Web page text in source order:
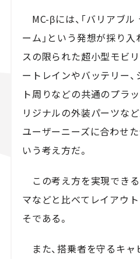
MC-βには、「バリアブ
ーム」という発想が採り入
スの限られた超小型モビ
ートレインやバッテリー、
ト周りなどの共通のプラ
リジナルの外装パーツな
ユーザーニーズに合わせ
いう考え方だ。
この考え方を実現できる
マなどと比べてレイアウ
そである。
また、搭乗者を守るキャ